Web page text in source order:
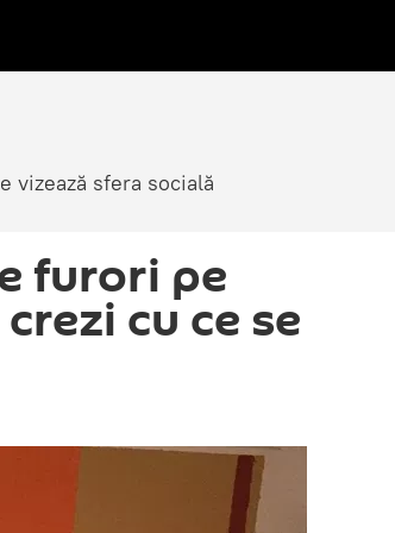
vizează sfera socială
furori pe
cu ce se